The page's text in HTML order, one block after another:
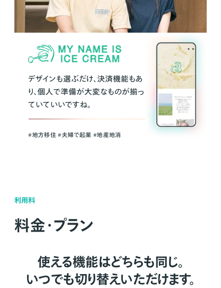
デザインも選ぶだけ、決済機能もあ
り、個人で準備が大変なものが揃っ
ていていいですね。
#地方移住 #夫婦で起業 #地産地消
利用料
料金・プラン
使える機能はどちらも同じ。
いつでも切り替えいただけます。